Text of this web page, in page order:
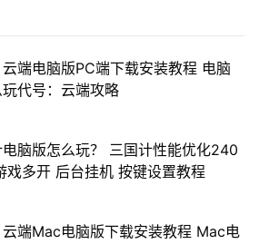
端电脑版PC端下载安装教程 电脑
代号：云端攻略
电脑版怎么玩？ 三国计性能优化240
戏多开 后台挂机 按键设置教程
端Mac电脑版下载安装教程 Mac电